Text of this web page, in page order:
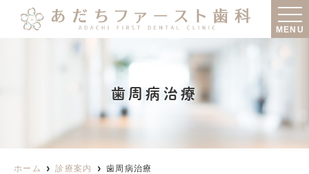
MENU
歯周病治療
ホーム 診療案内 歯周病治療